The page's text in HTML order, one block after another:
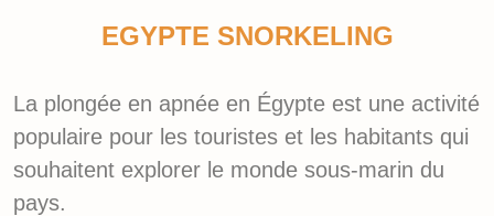
EGYPTE SNORKELING
La plongée en apnée en Égypte est une activité
populaire pour les touristes et les habitants qui
souhaitent explorer le monde sous-marin du
pays.